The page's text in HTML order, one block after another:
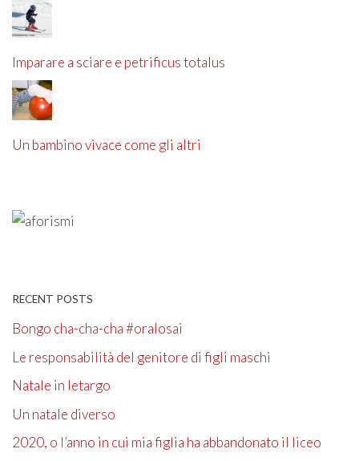
Imparare a sciare e petrificus totalus
Un bambino vivace come gli altri
RECENT POSTS
Bongo cha-cha-cha #oralosai
Le responsabilità del genitore di figli maschi
Natale in letargo
Un natale diverso
2020, o l’anno in cui mia figlia ha abbandonato il liceo